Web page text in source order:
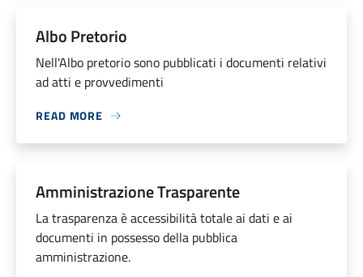
Albo Pretorio
Nell'Albo pretorio sono pubblicati i documenti relativi
ad atti e provvedimenti
READ MORE
Amministrazione Trasparente
La trasparenza è accessibilità totale ai dati e ai
documenti in possesso della pubblica
amministrazione.